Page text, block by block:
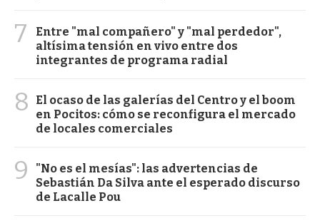
7
Entre "mal compañero" y "mal perdedor",
altísima tensión en vivo entre dos
integrantes de programa radial
8
El ocaso de las galerías del Centro y el boom
en Pocitos: cómo se reconfigura el mercado
de locales comerciales
9
"No es el mesías": las advertencias de
Sebastián Da Silva ante el esperado discurso
de Lacalle Pou